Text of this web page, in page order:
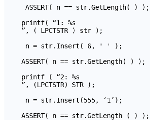
ASSERT( n == str.GetLength( ) );
printf( “1: %s
”, ( LPCTSTR ) str );
n = str.Insert( 6, ' ' );
ASSERT( n == str.GetLength( ) );
printf ( “2: %s
”, (LPCTSTR) STR );
n = str.Insert(555, ‘1’);
ASSERT( n == str.GetLength ( ) );